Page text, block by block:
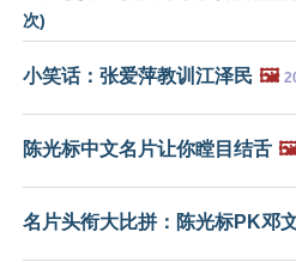
次)
小笑话：张爱萍教训江泽民 🖼️
陈光标中文名片让你瞠目结舌
名片头衔大比拼：陈光标PK邓